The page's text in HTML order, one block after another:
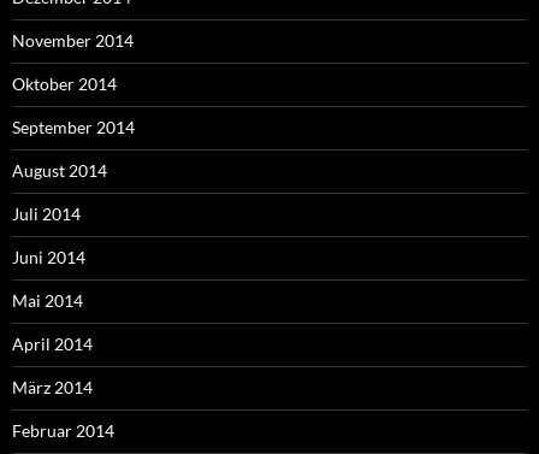
November 2014
Oktober 2014
September 2014
August 2014
Juli 2014
Juni 2014
Mai 2014
April 2014
März 2014
Februar 2014